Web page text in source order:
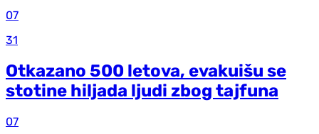
07
31
Otkazano 500 letova, evakuišu se
stotine hiljada ljudi zbog tajfuna
07